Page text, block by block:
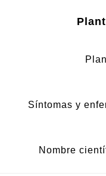
Síntomas y
Nombre